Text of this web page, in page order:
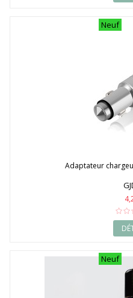
Neuf
Adaptateur
Neuf